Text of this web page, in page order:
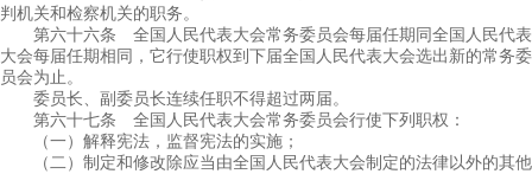
判机关和检察机关的职务。
第六十六条 全国人民代表大会常务委员会每届任期同全国人民代表
大会每届任期相同，它行使职权到下届全国人民代表大会选出新的常务委
员会为止。
委员长、副委员长连续任职不得超过两届。
第六十七条 全国人民代表大会常务委员会行使下列职权：
（一）解释宪法，监督宪法的实施；
（二）制定和修改除应当由全国人民代表大会制定的法律以外的其他